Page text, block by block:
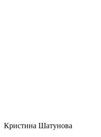
Кристина Шатунова